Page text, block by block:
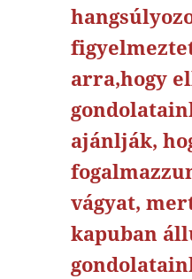
arra,hogy
ajánlják,
vágyat,
kapuban